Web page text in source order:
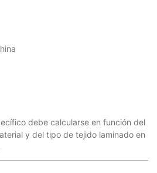
debe calcularse en función del
y del tipo de tejido laminado en